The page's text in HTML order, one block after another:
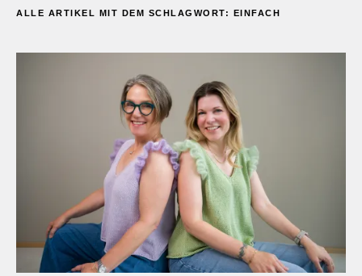
ALLE ARTIKEL MIT DEM SCHLAGWORT: EINFACH